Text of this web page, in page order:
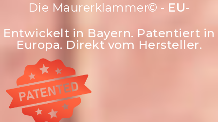
Die Maurerklammer© -Robust &
str
Entwickelt in Bayern. Patentiert in
Europa. Direkt vom Hersteller.